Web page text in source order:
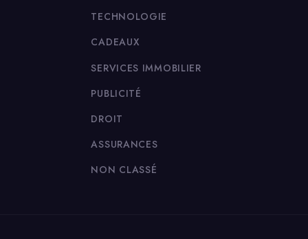
TECHNOLOGIE
CADEAUX
SERVICES IMMOBILIER
PUBLICITÉ
DROIT
ASSURANCES
NON CLASSÉ